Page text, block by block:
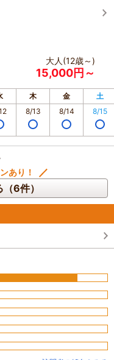
大人(12歳～)
15,000円～
木 金
土
8/13 8/14 8/15
あり！
6件）